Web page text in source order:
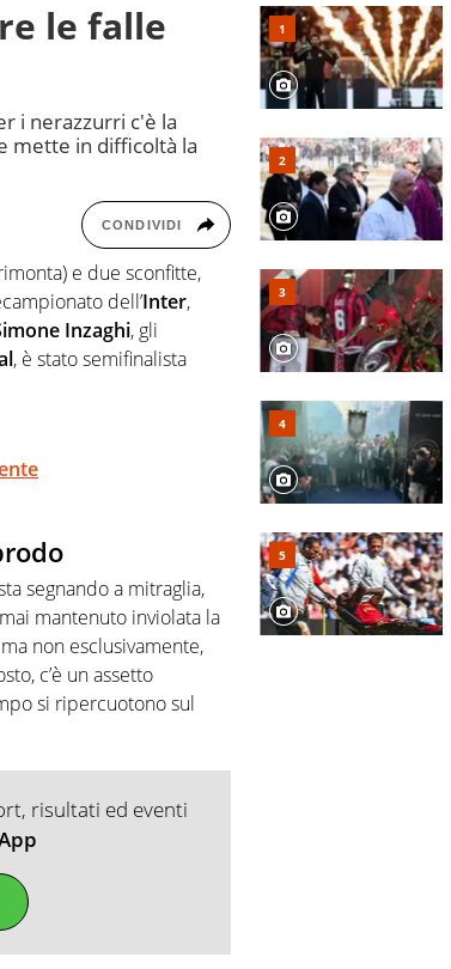
le falle
i nerazzurri c'è la
mette in difficoltà la
CONDIVIDI
e due sconfitte,
dell’Inter,
Inzaghi, gli
, è stato semifinalista
segnando a mitraglia,
mantenuto inviolata la
non esclusivamente,
c’è un assetto
si ripercuotono sul
risultati ed eventi